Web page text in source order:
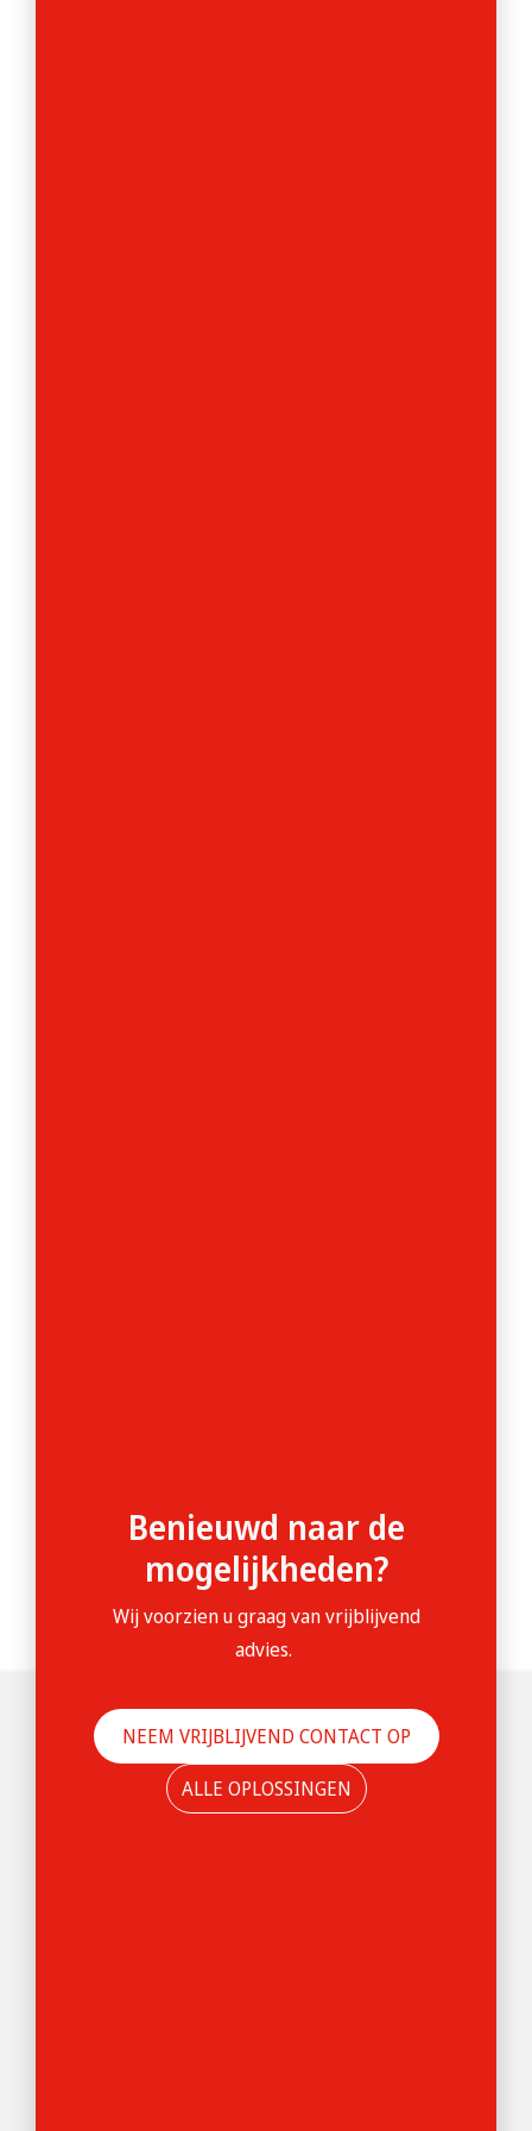
Benieuwd naar de
mogelijkheden?
Wij voorzien u graag van vrijblijvend
advies.
NEEM VRIJBLIJVEND CONTACT OP
ALLE OPLOSSINGEN